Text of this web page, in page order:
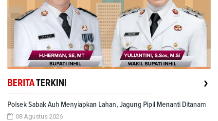
BERITATERKINI ›
Polsek Sabak Auh Menyiapkan Lahan, Jagung Pipil Menanti Ditanam
08 Agustus 2026